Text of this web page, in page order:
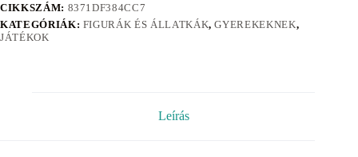
CIKKSZÁM: 8371DF384CC7
KATEGÓRIÁK: FIGURÁK ÉS ÁLLATKÁK,GYEREKEKNEK,
JÁTÉKOK
Leírás